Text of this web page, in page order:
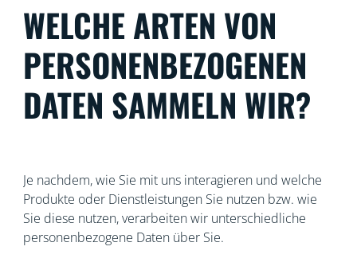
WELCHE ARTEN VON
PERSONENBEZOGENEN
DATEN SAMMELN WIR?
Je nachdem, wie Sie mit uns interagieren und welche
Produkte oder Dienstleistungen Sie nutzen bzw. wie
Sie diese nutzen, verarbeiten wir unterschiedliche
personenbezogene Daten über Sie.